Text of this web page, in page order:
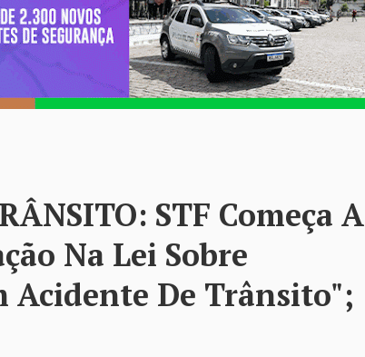
STF Começa A
Na Lei Sobre
Acidente De Trânsito";